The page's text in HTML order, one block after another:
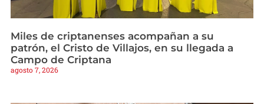
Miles de criptanenses acompañan a su
patrón, el Cristo de Villajos, en su llegada a
Campo de Criptana
agosto 7, 2026